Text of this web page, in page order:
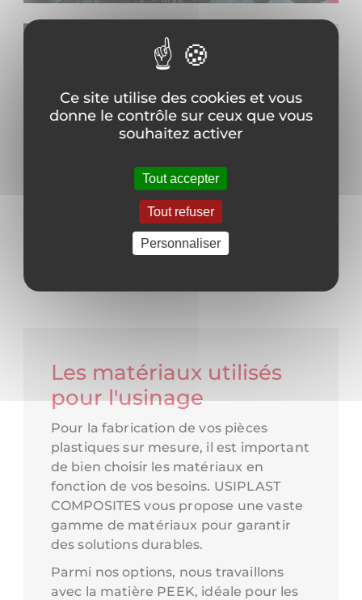
Les matériaux utilisés
pour l'usinage
Pour la fabrication de vos pièces
plastiques sur mesure, il est important
de bien choisir les matériaux en
fonction de vos besoins. USIPLAST
COMPOSITES vous propose une vaste
gamme de matériaux pour garantir
des solutions durables.
Parmi nos options, nous travaillons
avec la matière PEEK, idéale pour les
Ce site utilise des cookies et vous
donne le contrôle sur ceux que vous
souhaitez activer
Tout accepter
Tout refuser
Personnaliser